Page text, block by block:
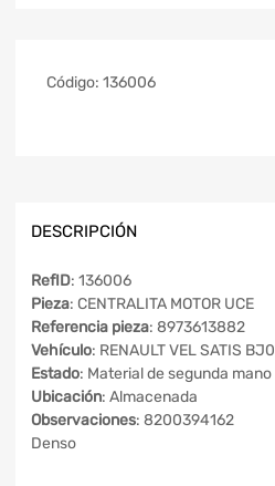
Código: 136006
DESCRIPCIÓN
RefID: 136006
Pieza: CENTRALITA MOTOR UCE
Referencia pieza: 8973613882
Vehículo: RENAULT VEL SATIS BJ0
Estado: Material de segunda mano
Ubicación: Almacenada
Observaciones: 8200394162
Denso